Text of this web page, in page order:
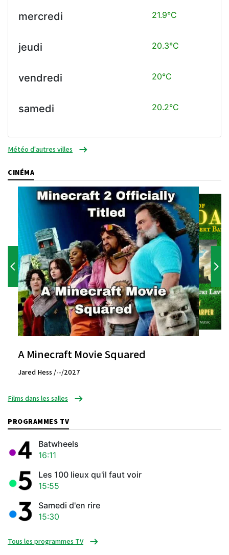
mercredi 21.9°C
jeudi 20.3°C
vendredi 20°C
samedi 20.2°C
Météo d'autres villes
CINÉMA
A Minecraft Movie Squared
Jared Hess /--/2027
Films dans les salles
PROGRAMMES TV
Batwheels
16:11
Les 100 lieux qu'il faut voir
15:55
Samedi d'en rire
15:30
Tous les programmes TV